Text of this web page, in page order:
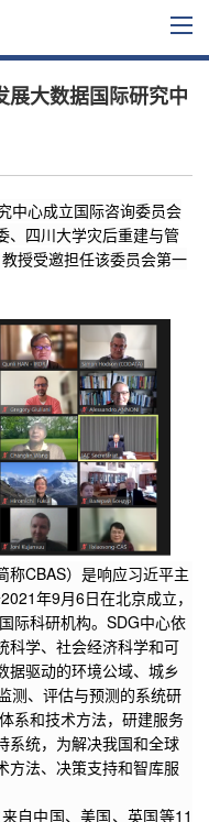
展大数据国际研究中
中心成立国际咨询委员会
、四川大学灾后重建与管
教授受邀担任该委员会第一
称CBAS）是响应习近平主
年9月6日在北京成立，
际科研机构。SDG中心依
科学、社会经济科学和可
据驱动的环境公域、城乡
测、评估与预测的系统研
系和技术方法，研建服务
系统，为解决我国和全球
方法、决策支持和智库服
自中国、美国、英国等11